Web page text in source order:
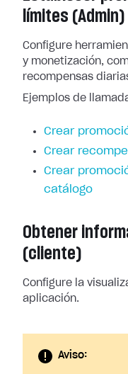
límites (Admin)
Configure
y monetización,
recompensas
Ejemplos de
Crear
Crear
Crear
catálogo
Obtener
(cliente)
Configure la
aplicación.
Aviso: